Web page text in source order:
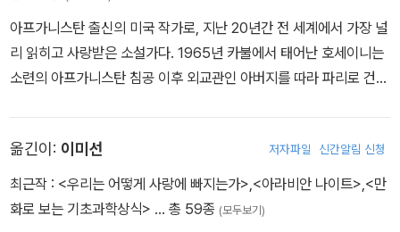
아프가니스탄 출신의 미국 작가로, 지난 20년간 전 세계에서 가장 널
리 읽히고 사랑받은 소설가다. 1965년 카불에서 태어난 호세이니는
소련의 아프가니스탄 침공 이후 외교관인 아버지를 따라 파리로 건너
했다. 두 소년의 우정과 배반, 속죄를 다룬 이 작품은 출간 후 240주
이상 《뉴욕 타임스》 베스트셀러에 올랐으며, 동명의 영화로도 제작되
어 신인 작가인 호세이니의 이름을 단숨에 전 세계에 알렸다. 이어 2
옮긴이: 이미선 저자파일 신간알림 신청
최근작 : <우리는 어떻게 사랑에 빠지는가> <아라비안 나이트> <만
화로 보는 기초과학상식> … 총 59종 (모두보기)